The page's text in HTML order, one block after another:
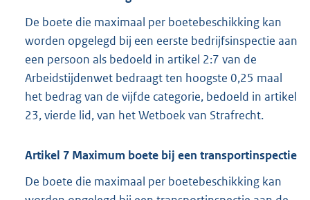
De boete die maximaal per boetebeschikking kan
worden opgelegd bij een eerste bedrijfsinspectie aan
een persoon als bedoeld in artikel 2:7 van de
Arbeidstijdenwet bedraagt ten hoogste 0,25 maal
het bedrag van de vijfde categorie, bedoeld in artikel
23, vierde lid, van het Wetboek van Strafrecht.
Artikel 7 Maximum boete bij een transportinspectie
De boete die maximaal per boetebeschikking kan